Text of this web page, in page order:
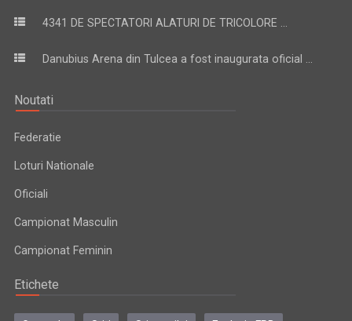
4341 DE SPECTATORI ALATURI DE TRICOLORE ...
Danubius Arena din Tulcea a fost inaugurata oficial ...
Noutati
Federatie
Loturi Nationale
Oficiali
Campionat Masculin
Campionat Feminin
Etichete